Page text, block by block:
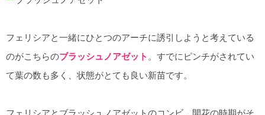
フェリシアと一緒にひとつのアーチに誘引しようと考えている
のがこちらのブラッシュノアゼット 。すでにピンチがされてい
て葉の数も多く、状態がとても良い新苗です。